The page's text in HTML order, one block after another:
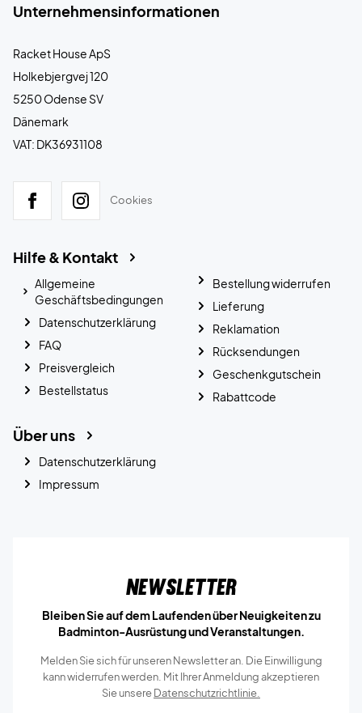
Unternehmensinformationen
Racket House ApS
Holkebjergvej 120
5250 Odense SV
Dänemark
VAT: DK36931108
Cookies
Hilfe & Kontakt
Allgemeine
Geschäftsbedingungen
Datenschutzerklärung
FAQ
Preisvergleich
Bestellstatus
Bestellung widerrufen
Lieferung
Reklamation
Rücksendungen
Geschenkgutschein
Rabattcode
Über uns
Datenschutzerklärung
Impressum
Newsletter
Bleiben Sie auf dem Laufenden über Neuigkeiten zu
Badminton-Ausrüstung und Veranstaltungen.
Melden Sie sich für unseren Newsletter an. Die Einwilligung
kann widerrufen werden. Mit Ihrer Anmeldung akzeptieren
Sie unsereDatenschutzrichtlinie.